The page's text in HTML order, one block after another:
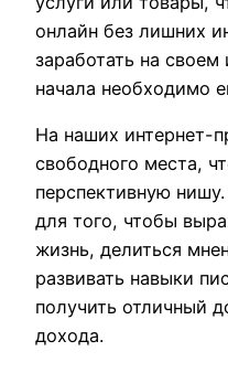
онлайн без лишних
заработать на своем
начала необходимо
На наших интернет-
свободного места,
перспективную
для того, чтобы
жизнь, делиться
развивать навыки
получить отличный
дохода.